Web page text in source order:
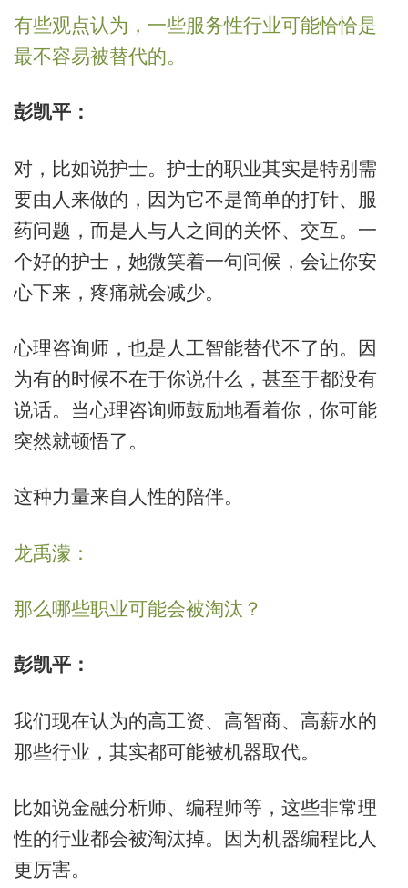
有些观点认为，一些服务性行业可能恰恰是
最不容易被替代的。
彭凯平：
对，比如说护士。护士的职业其实是特别需
要由人来做的，因为它不是简单的打针、服
药问题，而是人与人之间的关怀、交互。一
个好的护士，她微笑着一句问候，会让你安
心下来，疼痛就会减少。
心理咨询师，也是人工智能替代不了的。因
为有的时候不在于你说什么，甚至于都没有
说话。当心理咨询师鼓励地看着你，你可能
突然就顿悟了。
这种力量来自人性的陪伴。
龙禹濛：
那么哪些职业可能会被淘汰？
彭凯平：
我们现在认为的高工资、高智商、高薪水的
那些行业，其实都可能被机器取代。
比如说金融分析师、编程师等，这些非常理
性的行业都会被淘汰掉。因为机器编程比人
更厉害。